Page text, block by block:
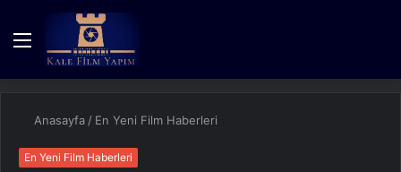
Menü
Anasayfa / En Yeni Film Haberleri
En Yeni Film Haberleri